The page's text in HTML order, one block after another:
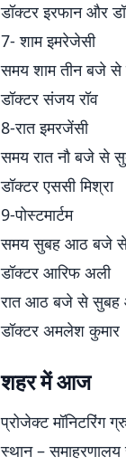
डॉक्टर इरफान और
7- शाम इमरेजेसी
समय शाम तीन बजे से
डॉक्टर संजय रॉव
8-रात इमरजेंसी
समय रात नौ बजे से
डॉक्टर एससी मिश्रा
9-पोस्टमार्टम
समय सुबह आठ बजे
डॉक्टर आरिफ अली
रात आठ बजे से
डॉक्टर अमलेश कुमार
शहर में आज
प्रोजेक्ट मॉनिटरिंग
स्थान – समाहरणालय